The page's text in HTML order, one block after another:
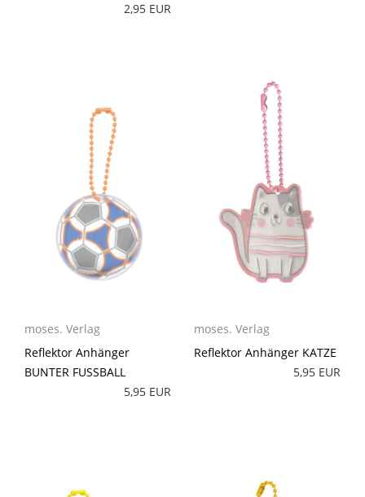
2,95 EUR
moses. Verlag
Reflektor Anhänger
BUNTER FUSSBALL
5,95 EUR
moses. Verlag
Reflektor Anhänger KATZE
5,95 EUR